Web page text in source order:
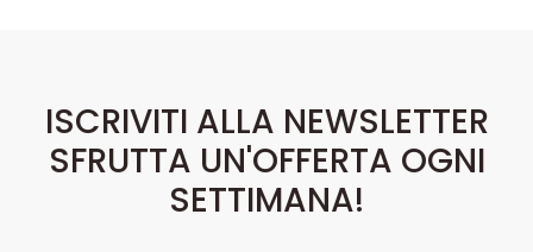
ISCRIVITI ALLA NEWSLETTER
SFRUTTA UN'OFFERTA OGNI
SETTIMANA!